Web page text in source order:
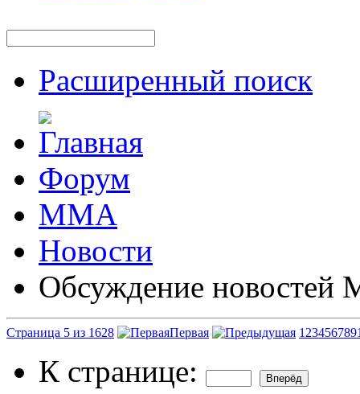
Расширенный поиск
Форум
ММА
Новости
Обсуждение
Страница 5 из 1628 Первая 1 23456789
К странице: